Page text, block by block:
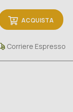
ACQUISTA
Corriere Espresso